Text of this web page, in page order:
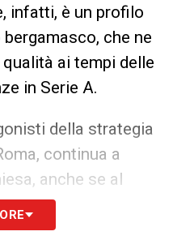
infatti, è un profilo
che ne
ai tempi delle
in Serie A.
della strategia
continua a
anche se al
trattativa
in fase